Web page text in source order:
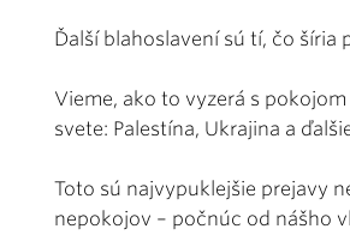
Ďalší blahoslavení sú tí, čo šíria
Vieme, ako to vyzerá s
svete: Palestína, Ukrajina a
Toto sú najvypuklejšie prejavy
nepokojov – počnúc od nášho